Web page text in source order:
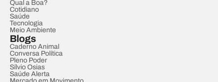
Qual a Boa?
Cotidiano
Saúde
Tecnologia
Meio Ambiente
Blogs
Caderno Animal
Conversa Política
Pleno Poder
Sílvio Osias
Saúde Alerta